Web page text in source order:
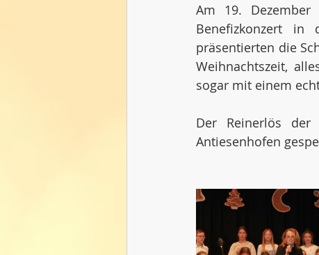
Am 19.
Benefizkonzert in
präsentierten die
Weihnachtszeit,
sogar mit einem
Der Reinerlös
Antiesenhofen